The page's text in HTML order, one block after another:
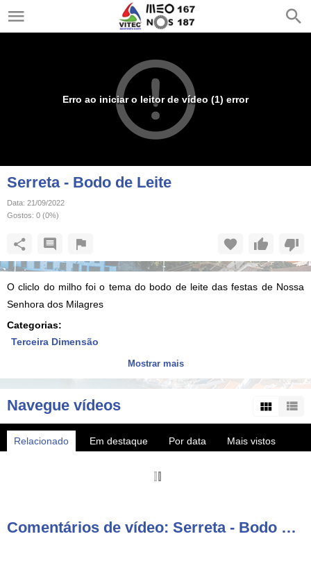
Erro ao iniciar o leitor de vídeo (1) error
Serreta - Bodo de Leite
Data: 21/09/2022
Gostos: 0 (0%)
O cliclo do milho foi o tema do bodo de leite das festas de Nossa
Senhora dos Milagres
Categorias:
Terceira Dimensão
serreta
bodo de leite
Mostrar mais
Navegue vídeos
Relacionado Em destaque Por data
Mais vistos
Comentários de vídeo: Serreta - Bodo de Leite